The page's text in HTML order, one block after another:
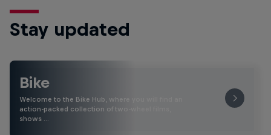
Stay updated
Bike
Welcome to the Bike Hub, where you will find an
action-packed collection of two-wheel films,
shows …